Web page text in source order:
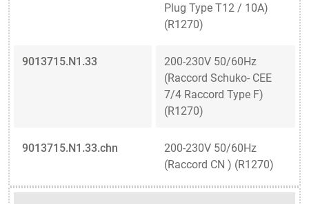
Plug Type T12 / 10A)
(R1270)
9013715.N1.33
200-230V 50/60Hz
(Raccord Schuko- CEE
7/4 Raccord Type F)
(R1270)
9013715.N1.33.chn
200-230V 50/60Hz
(Raccord CN ) (R1270)